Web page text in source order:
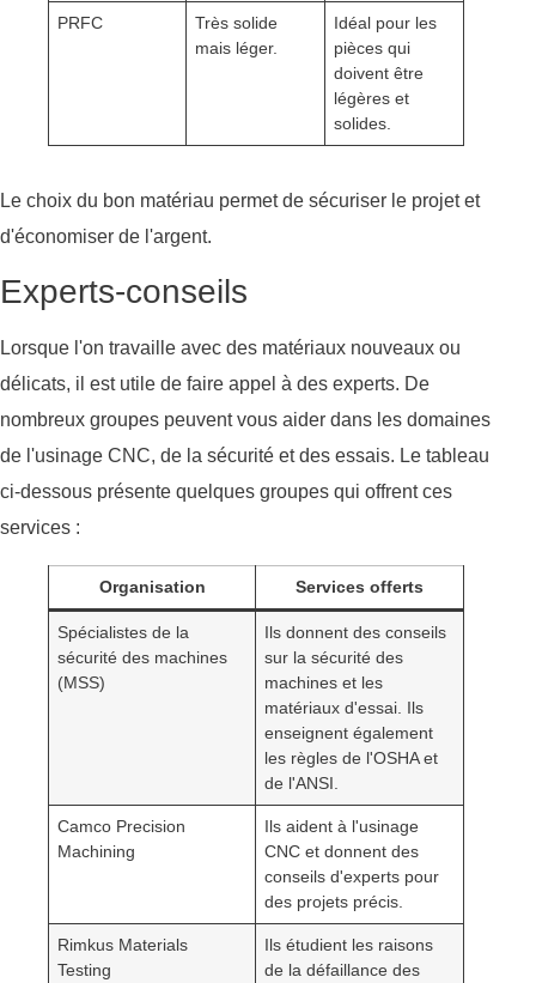
PRFC
Très solide
mais léger.
Idéal pour les
pièces qui
doivent être
légères et
solides.
Le choix du bon matériau permet de sécuriser le projet et
d'économiser de l'argent.
Experts-conseils
Lorsque l'on travaille avec des matériaux nouveaux ou
délicats, il est utile de faire appel à des experts. De
nombreux groupes peuvent vous aider dans les domaines
de l'usinage CNC, de la sécurité et des essais. Le tableau
ci-dessous présente quelques groupes qui offrent ces
services :
Organisation Services offerts
Spécialistes de la
sécurité des machines
(MSS)
Ils donnent des conseils
sur la sécurité des
machines et les
matériaux d'essai. Ils
enseignent également
les règles de l'OSHA et
de l'ANSI.
Camco Precision
Machining
Ils aident à l'usinage
CNC et donnent des
conseils d'experts pour
des projets précis.
Rimkus Materials
Testing
Ils étudient les raisons
de la défaillance des